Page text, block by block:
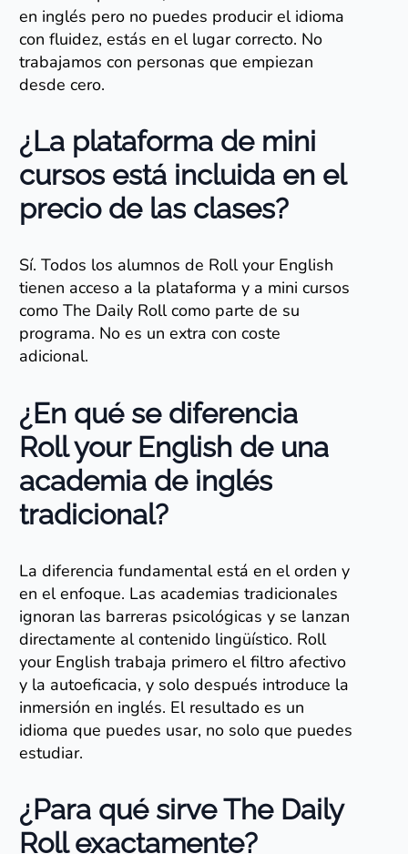
en inglés pero no puedes producir el idioma
con fluidez, estás en el lugar correcto. No
trabajamos con personas que empiezan
desde cero.
¿La plataforma de mini
cursos está incluida en el
precio de las clases?
Sí. Todos los alumnos de Roll your English
tienen acceso a la plataforma y a mini cursos
como The Daily Roll como parte de su
programa. No es un extra con coste
adicional.
¿En qué se diferencia
Roll your English de una
academia de inglés
tradicional?
La diferencia fundamental está en el orden y
en el enfoque. Las academias tradicionales
ignoran las barreras psicológicas y se lanzan
directamente al contenido lingüístico. Roll
your English trabaja primero el filtro afectivo
y la autoeficacia, y solo después introduce la
inmersión en inglés. El resultado es un
idioma que puedes usar, no solo que puedes
estudiar.
¿Para qué sirve The Daily
Roll exactamente?